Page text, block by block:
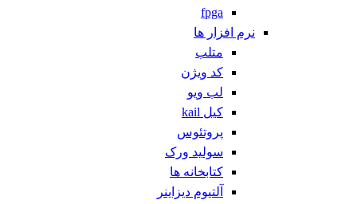
fpga
نرم افزار ها
متلب
کد ویژن
لب ویو
کیل kail
پروتئوس
سولید ورک
کتابخانه ها
آلتیوم دیزاینر